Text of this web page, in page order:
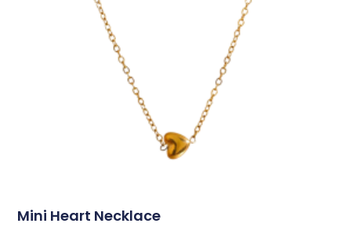
Mini Heart Necklace